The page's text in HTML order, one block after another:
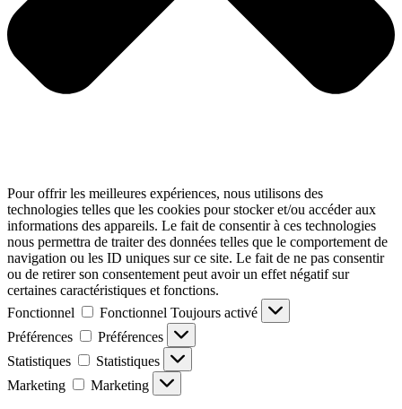
Pour offrir les meilleures expériences, nous utilisons des
technologies telles que les cookies pour stocker et/ou accéder aux
informations des appareils. Le fait de consentir à ces technologies
nous permettra de traiter des données telles que le comportement de
navigation ou les ID uniques sur ce site. Le fait de ne pas consentir
ou de retirer son consentement peut avoir un effet négatif sur
certaines caractéristiques et fonctions.
Fonctionnel
Fonctionnel Toujours activé
Préférences
Préférences
Statistiques
Statistiques
Marketing
Marketing